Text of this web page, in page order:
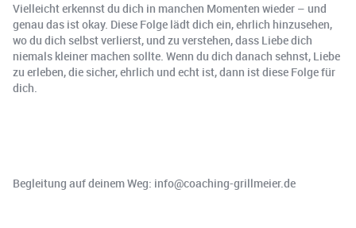
Vielleicht erkennst du dich in manchen Momenten wieder – und
genau das ist okay. Diese Folge lädt dich ein, ehrlich hinzusehen,
wo du dich selbst verlierst, und zu verstehen, dass Liebe dich
niemals kleiner machen sollte. Wenn du dich danach sehnst, Liebe
zu erleben, die sicher, ehrlich und echt ist, dann ist diese Folge für
dich.
Begleitung auf deinem Weg: info@coaching-grillmeier.de